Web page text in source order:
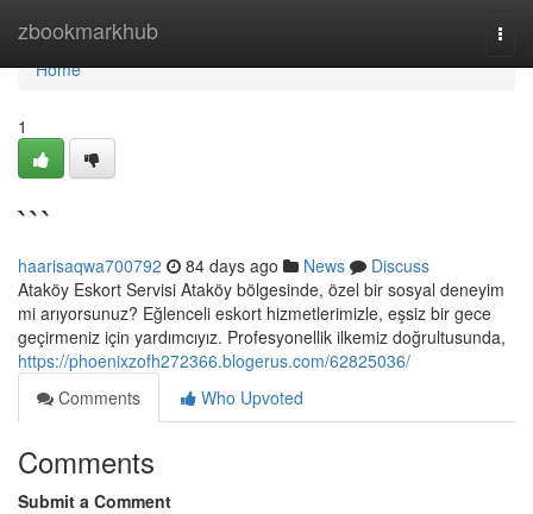
zbookmarkhub
Home
Home
1
```
haarisaqwa700792 84 days ago News
Discuss
Ataköy Eskort Servisi Ataköy bölgesinde, özel bir sosyal deneyim
mi arıyorsunuz? Eğlenceli eskort hizmetlerimizle, eşsiz bir gece
geçirmeniz için yardımcıyız. Profesyonellik ilkemiz doğrultusunda,
https://phoenixzofh272366.blogerus.com/62825036/
Comments
Who Upvoted
Comments
Submit a Comment